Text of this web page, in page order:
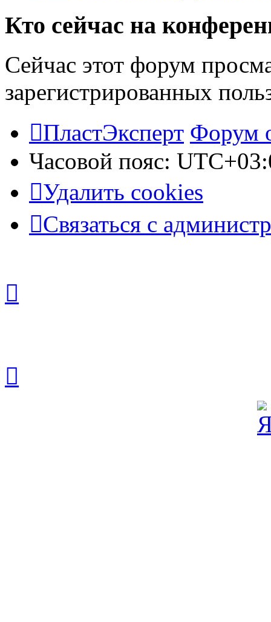
Кто сейчас на
Сейчас этот форум
зарегистрированных
ПластЭксперт Форум
Часовой пояс:
Удалить cookies
Связаться с